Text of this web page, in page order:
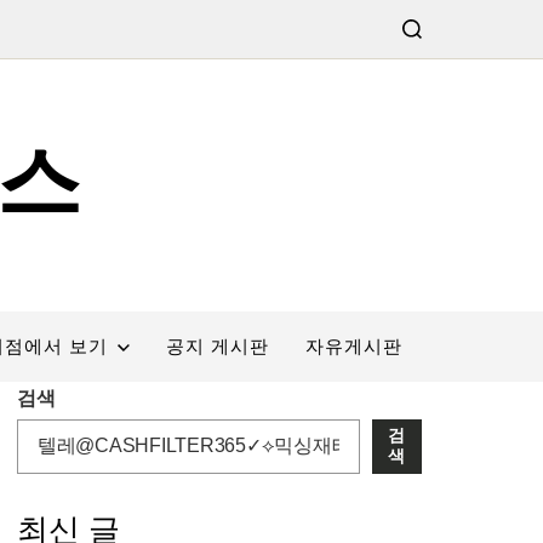
점에서 보기 공지 게시판 자유게시판
검색
검
색
최신 글